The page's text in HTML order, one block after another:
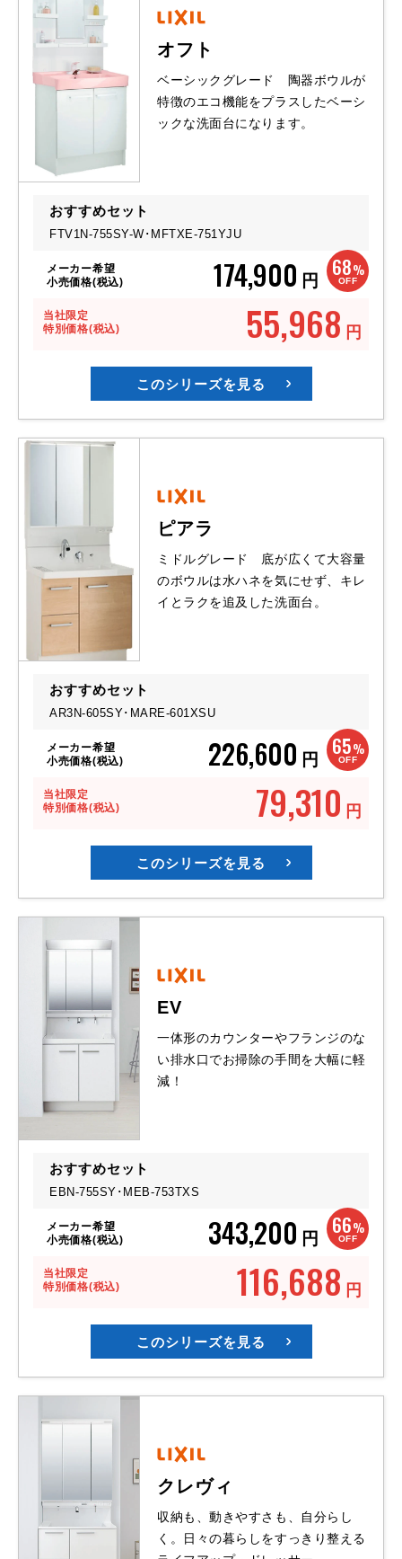
オフト
ベーシックグレード 陶器ボウルが
特徴のエコ機能をプラスしたベーシ
ックな洗面台になります。
おすすめセット
FTV1N-755SY-W･ MFTXE-751YJU
メーカー希望
小売価格(税込)
174,900 円
68%
OFF
当社限定
特別価格(税込)
55,968 円
このシリーズを見る
ピアラ
ミドルグレード 底が広くて大容量
のボウルは水ハネを気にせず、キレ
イとラクを追及した洗面台。
おすすめセット
AR3N-605SY･MARE-601XSU
メーカー希望
小売価格(税込)
226,600 円
65%
OFF
当社限定
特別価格(税込)
79,310 円
このシリーズを見る
EV
一体形のカウンターやフランジのな
い排水口でお掃除の手間を大幅に軽
減！
おすすめセット
EBN-755SY･MEB-753TXS
メーカー希望
小売価格(税込)
343,200 円
66%
OFF
当社限定
特別価格(税込)
116,688 円
このシリーズを見る
クレヴィ
収納も、動きやすさも、自分らし
く。日々の暮らしをすっきり整える